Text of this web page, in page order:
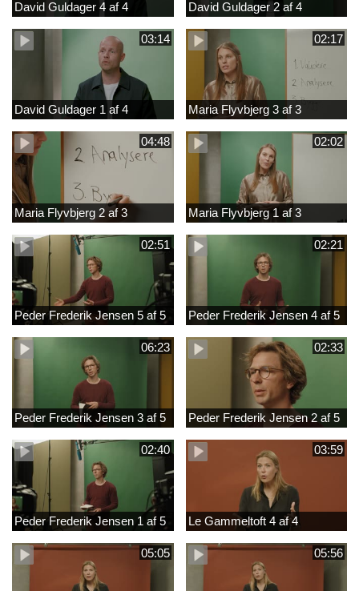
David Guldager 4 af 4 David Guldager 2 af 4
03:14
David Guldager 1 af 4
02:17
Maria Flyvbjerg 3 af 3
04:48
Maria Flyvbjerg 2 af 3
02:02
Maria Flyvbjerg 1 af 3
02:51
Peder Frederik Jensen 5 af 5
02:21
Peder Frederik Jensen 4 af 5
06:23
Peder Frederik Jensen 3 af 5
02:33
Peder Frederik Jensen 2 af 5
02:40
Peder Frederik Jensen 1 af 5
03:59
Le Gammeltoft 4 af 4
05:05 05:56